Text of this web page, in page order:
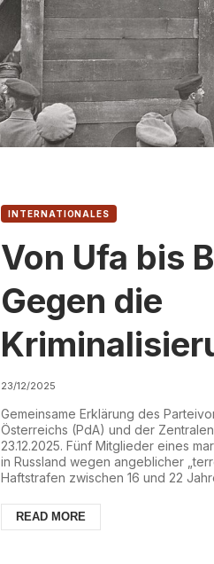
INTERNATIONALES
Von Ufa bis
Gegen die
23/12/2025
Gemeinsame Erklärung des
Österreichs (PdA) und der
23.12.2025. Fünf Mitglieder eines
in Russland wegen angeblicher
Haftstrafen zwischen 16 und 22
„Extremisten“ denunziert und in ein
Überwachungsdienstes
READ MORE